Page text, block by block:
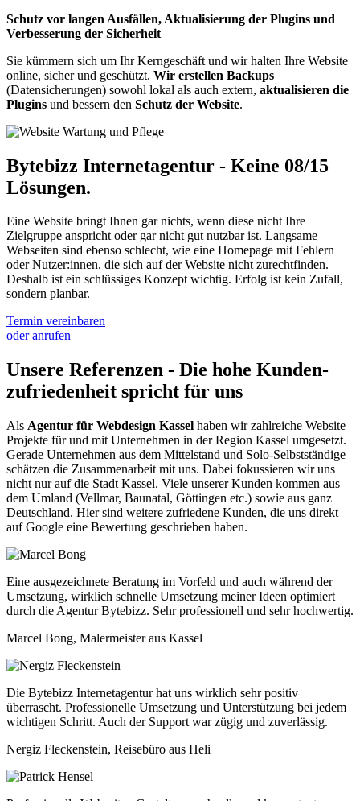
Schutz vor langen Ausfällen, Aktualisierung der Plugins und
Verbesserung der Sicherheit
Sie kümmern sich um Ihr Kerngeschäft und wir halten Ihre Website
online, sicher und geschützt. Wir erstellen Backups
(Datensicherungen) sowohl lokal als auch extern, aktualisieren die
Plugins und bessern den Schutz der Website.
Bytebizz Internetagentur - Keine 08/15
Lösungen.
Eine Website bringt Ihnen gar nichts, wenn diese nicht Ihre
Zielgruppe anspricht oder gar nicht gut nutzbar ist. Langsame
Webseiten sind ebenso schlecht, wie eine Homepage mit Fehlern
oder Nutzer:innen, die sich auf der Website nicht zurechtfinden.
Deshalb ist ein schlüssiges Konzept wichtig. Erfolg ist kein Zufall,
sondern planbar.
Termin vereinbaren
oder anrufen
Unsere Referenzen - Die hohe Kunden­
zufriedenheit spricht für uns
Als Agentur für Webdesign Kassel haben wir zahlreiche Website
Projekte für und mit Unternehmen in der Region Kassel umgesetzt.
Gerade Unternehmen aus dem Mittelstand und Solo-Selbstständige
schätzen die Zusammenarbeit mit uns. Dabei fokussieren wir uns
nicht nur auf die Stadt Kassel. Viele unserer Kunden kommen aus
dem Umland (Vellmar, Baunatal, Göttingen etc.) sowie aus ganz
Deutschland. Hier sind weitere zufriedene Kunden, die uns direkt
auf Google eine Bewertung geschrieben haben.
Eine ausgezeichnete Beratung im Vorfeld und auch während der
Umsetzung, wirklich schnelle Umsetzung meiner Ideen optimiert
durch die Agentur Bytebizz. Sehr professionell und sehr hochwertig.
Marcel Bong, Malermeister aus Kassel
Die Bytebizz Internetagentur hat uns wirklich sehr positiv
überrascht. Professionelle Umsetzung und Unterstützung bei jedem
wichtigen Schritt. Auch der Support war zügig und zuverlässig.
Nergiz Fleckenstein, Reisebüro aus Heli